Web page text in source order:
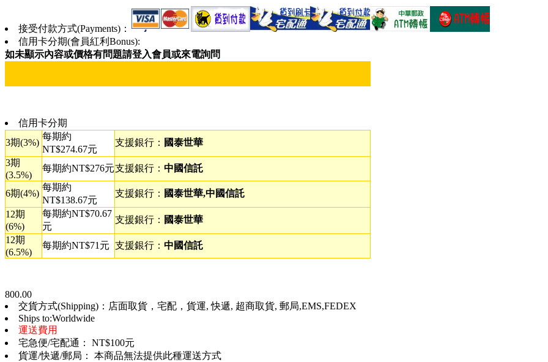
接受付款方式(Payments)：
信用卡分期(會員紅利Bonus):
如未顯示內容或價格有問題請登入會員或來電詢問
信用卡分期
3期(3%)
每期約
NT$274.67元
支援銀行： 國泰世華
3期
(3.5%)
每期約NT$276元支援銀行： 中國信託
6期(4%)
每期約
NT$138.67元
支援銀行： 國泰世華,中國信託
12期
(6%)
每期約NT$70.67
元
支援銀行： 國泰世華
12期
(6.5%)
每期約NT$71元 支援銀行： 中國信託
800.00
交貨方式(Shipping)：店面取貨，宅配，貨運, 快遞, 超商取貨, 郵局,EMS,FEDEX
Ships to:Worldwide
運送費用
宅急便/宅配通： NT$100元
貨運/快遞/郵局： 本商品無法提供此種運送方式